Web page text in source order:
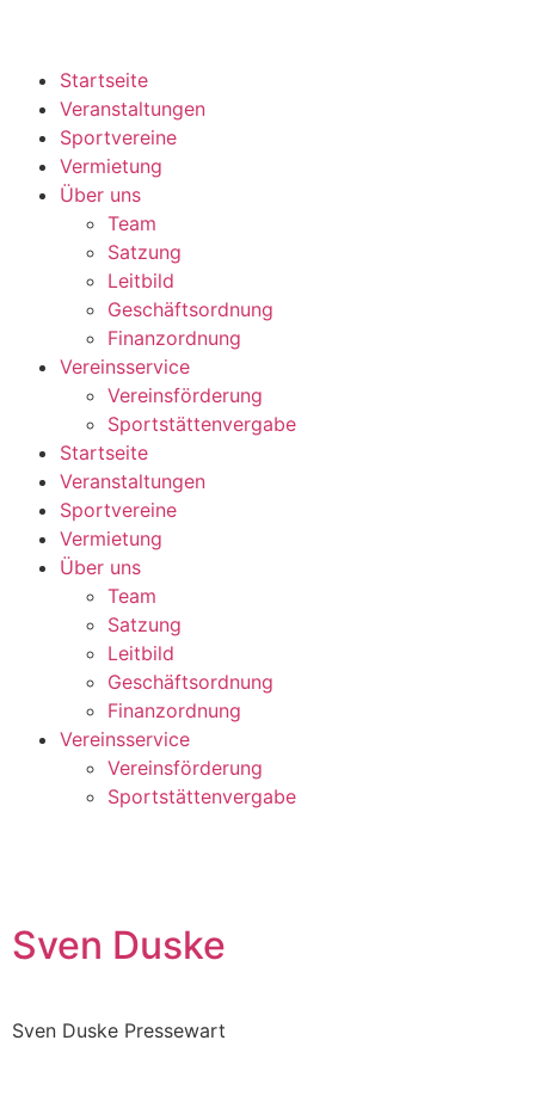
Startseite
Veranstaltungen
Sportvereine
Vermietung
Über uns
Team
Satzung
Leitbild
Geschäftsordnung
Finanzordnung
Vereinsservice
Vereinsförderung
Sportstättenvergabe
Startseite
Veranstaltungen
Sportvereine
Vermietung
Über uns
Team
Satzung
Leitbild
Geschäftsordnung
Finanzordnung
Vereinsservice
Vereinsförderung
Sportstättenvergabe
Sven Duske
Sven Duske Pressewart